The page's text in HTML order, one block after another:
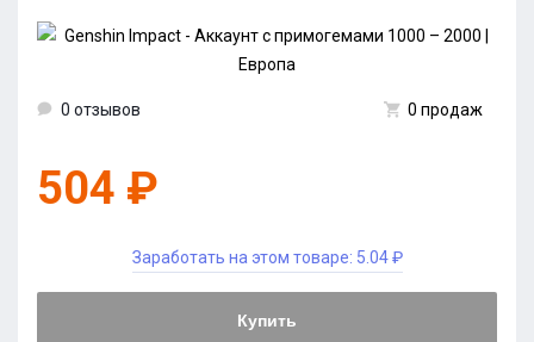
0 отзывов 0 продаж
504 ₽
Заработать на этом товаре: 5.04 ₽
Купить